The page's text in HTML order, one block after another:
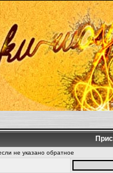
не указано обратное